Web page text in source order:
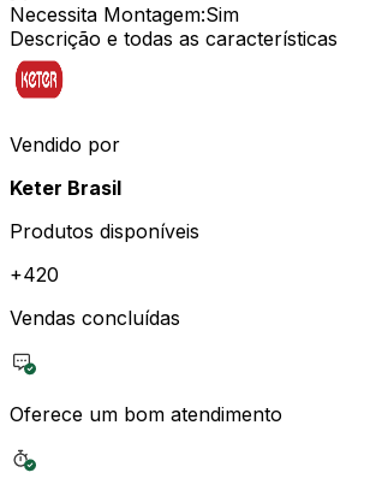
Necessita Montagem:Sim
Descrição e todas as características
Vendido por
Keter Brasil
Produtos disponíveis
+420
Vendas concluídas
Oferece um bom atendimento